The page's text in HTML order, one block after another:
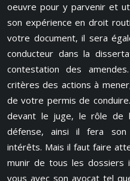
oeuvre pour y parvenir et
son expérience en droit
votre document, il sera
conducteur dans la
contestation des
critères des actions à
de votre permis de
devant le juge, le rôle de
défense, ainsi il fera son
intérêts. Mais il faut faire
munir de tous les dossiers
vous avec son avocat tel